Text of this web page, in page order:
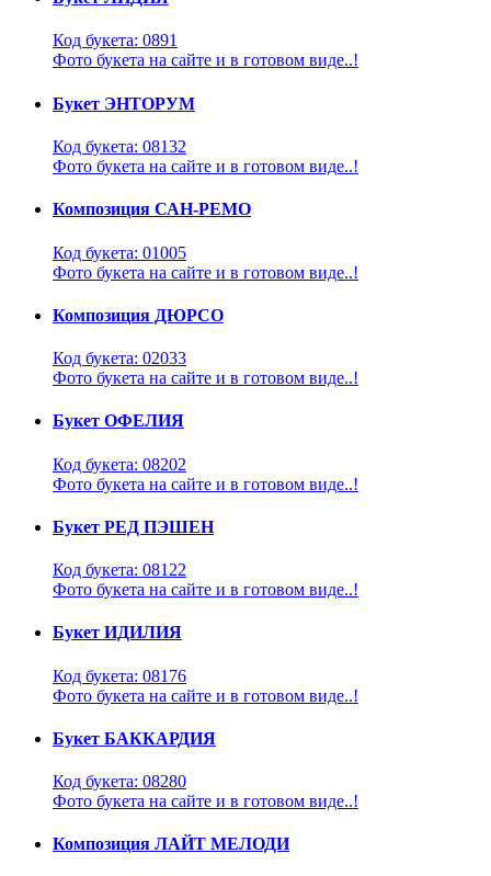
Код букета: 0891
Фото букета на сайте и в готовом виде..!
Букет ЭНТОРУМ
Код букета: 08132
Фото букета на сайте и в готовом виде..!
Композиция САН-РЕМО
Код букета: 01005
Фото букета на сайте и в готовом виде..!
Композиция ДЮРСО
Код букета: 02033
Фото букета на сайте и в готовом виде..!
Букет ОФЕЛИЯ
Код букета: 08202
Фото букета на сайте и в готовом виде..!
Букет РЕД ПЭШЕН
Код букета: 08122
Фото букета на сайте и в готовом виде..!
Букет ИДИЛИЯ
Код букета: 08176
Фото букета на сайте и в готовом виде..!
Букет БАККАРДИЯ
Код букета: 08280
Фото букета на сайте и в готовом виде..!
Композиция ЛАЙТ МЕЛОДИ